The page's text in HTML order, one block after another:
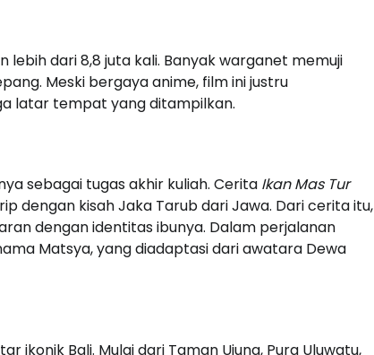
lebih dari 8,8 juta kali. Banyak warganet memuji
Meski bergaya anime, film ini justru
latar tempat yang ditampilkan.
sebagai tugas akhir kuliah. Cerita Ikan Mas Tur
dengan kisah Jaka Tarub dari Jawa. Dari cerita itu,
dengan identitas ibunya. Dalam perjalanan
Matsya, yang diadaptasi dari awatara Dewa
ikonik Bali. Mulai dari Taman Ujung, Pura Uluwatu,